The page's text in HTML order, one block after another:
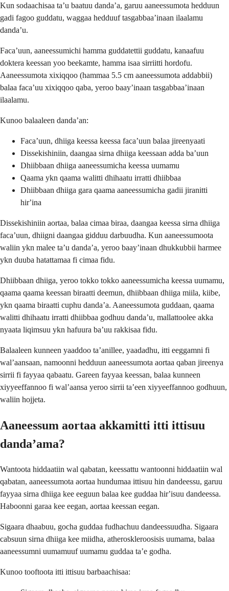
Kun sodaachisaa taʼu baatuu dandaʼa, garuu aaneessumota hedduun
gadi fagoo guddatu, waggaa hedduuf tasgabbaaʼinaan ilaalamu
dandaʼu.
Facaʼuun, aaneessumichi hamma guddatettii guddatu, kanaafuu
doktera keessan yoo beekamte, hamma isaa sirriitti hordofu.
Aaneessumota xixiqqoo (hammaa 5.5 cm aaneessumota addabbii)
balaa facaʼuu xixiqqoo qaba, yeroo baayʼinaan tasgabbaaʼinaan
ilaalamu.
Kunoo balaaleen dandaʼan:
Facaʼuun, dhiiga keessa keessa facaʼuun balaa jireenyaati
Dissekishiniin, daangaa sirna dhiiga keessaan adda baʼuun
Dhiibbaan dhiiga aaneessumicha keessa uumamu
Qaama ykn qaama walitti dhihaatu irratti dhiibbaa
Dhiibbaan dhiiga gara qaama aaneessumicha gadii jiranitti
hirʼina
Dissekishiniin aortaa, balaa cimaa biraa, daangaa keessa sirna dhiiga
facaʼuun, dhiigni daangaa gidduu darbuudha. Kun aaneessumoota
waliin ykn malee taʼu dandaʼa, yeroo baayʼinaan dhukkubbii harmee
ykn duuba hatattamaa fi cimaa fidu.
Dhiibbaan dhiiga, yeroo tokko tokko aaneessumicha keessa uumamu,
qaama qaama keessan biraatti deemun, dhiibbaan dhiiga miila, kiibe,
ykn qaama biraatti cuphu dandaʼa. Aaneessumota guddaan, qaama
walitti dhihaatu irratti dhiibbaa godhuu dandaʼu, mallattoolee akka
nyaata liqimsuu ykn hafuura baʼuu rakkisaa fidu.
Balaaleen kunneen yaaddoo taʼanillee, yaadadhu, itti eeggamni fi
walʼaansaan, namoonni hedduun aaneessumota aortaa qaban jireenya
sirrii fi fayyaa qabaatu. Gareen fayyaa keessan, balaa kunneen
xiyyeeffannoo fi walʼaansa yeroo sirrii taʼeen xiyyeeffannoo godhuun,
waliin hojjeta.
Aaneessum aortaa akkamitti itti ittisuu
dandaʼama?
Wantoota hiddaatiin wal qabatan, keessattu wantoonni hiddaatiin wal
qabatan, aaneessumota aortaa hundumaa ittisuu hin dandeessu, garuu
fayyaa sirna dhiiga kee eeguun balaa kee guddaa hirʼisuu dandeessa.
Haboonni garaa kee eegan, aortaa keessan eegan.
Sigaara dhaabuu, gocha guddaa fudhachuu dandeessuudha. Sigaara
cabsuun sirna dhiiga kee miidha, atheroskleroosisis uumama, balaa
aaneessumni uumamuuf uumamu guddaa taʼe godha.
Kunoo tooftoota itti ittisuu barbaachisaa: